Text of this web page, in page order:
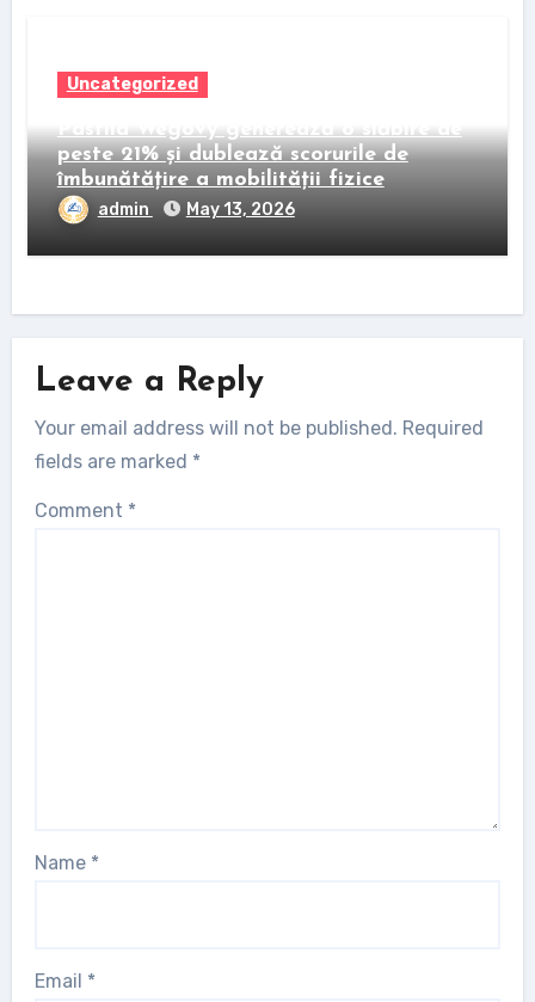
Uncategorized
Pastila Wegovy generează o slăbire de
peste 21% și dublează scorurile de
îmbunătățire a mobilității fizice
admin May 13, 2026
Leave a Reply
Your email address will not be published. Required
fields are marked *
Comment *
Name *
Email *